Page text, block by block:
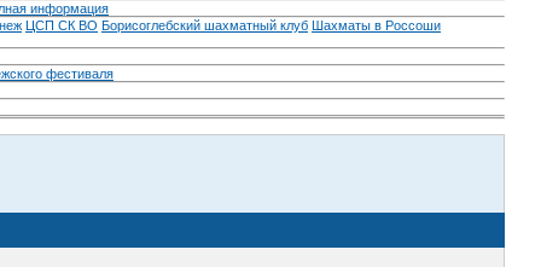
информация
ЦСП СК ВО Борисоглебский шахматный клуб Шахматы в Россоши
фестиваля